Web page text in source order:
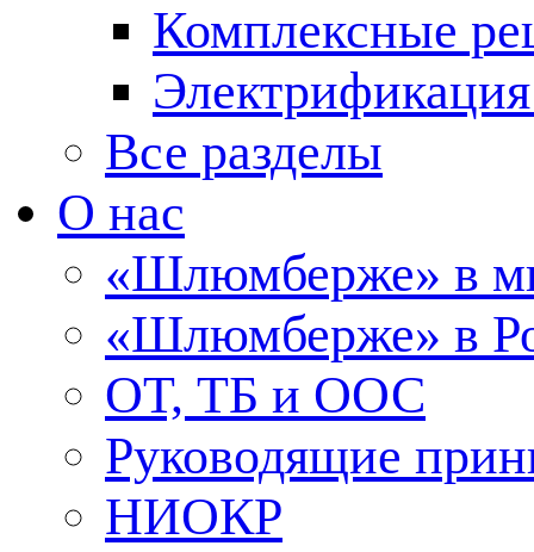
Комплексные
Все разделы
О нас
«Шлюмберже» в
«Шлюмберже» в
ОТ, ТБ и ООС
Руководящие
НИОКР